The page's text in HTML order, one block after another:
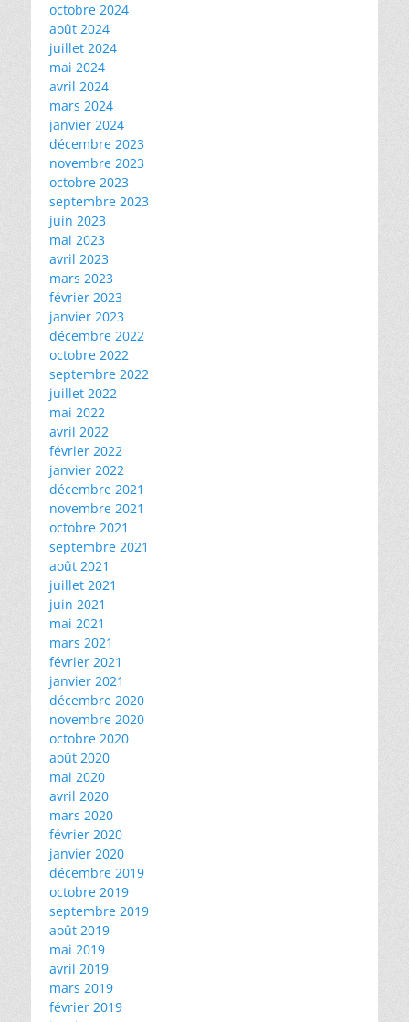
octobre 2024
août 2024
juillet 2024
mai 2024
avril 2024
mars 2024
janvier 2024
décembre 2023
novembre 2023
octobre 2023
septembre 2023
juin 2023
mai 2023
avril 2023
mars 2023
février 2023
janvier 2023
décembre 2022
octobre 2022
septembre 2022
juillet 2022
mai 2022
avril 2022
février 2022
janvier 2022
décembre 2021
novembre 2021
octobre 2021
septembre 2021
août 2021
juillet 2021
juin 2021
mai 2021
mars 2021
février 2021
janvier 2021
décembre 2020
novembre 2020
octobre 2020
août 2020
mai 2020
avril 2020
mars 2020
février 2020
janvier 2020
décembre 2019
octobre 2019
septembre 2019
août 2019
mai 2019
avril 2019
mars 2019
février 2019